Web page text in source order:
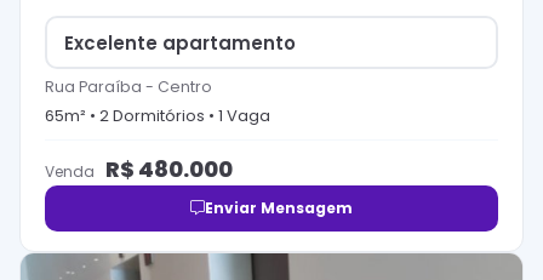
Excelente apartamento
Rua Paraíba - Centro
65m² • 2Dormitórios • 1 Vaga
Venda R$ 480.000
Enviar Mensagem